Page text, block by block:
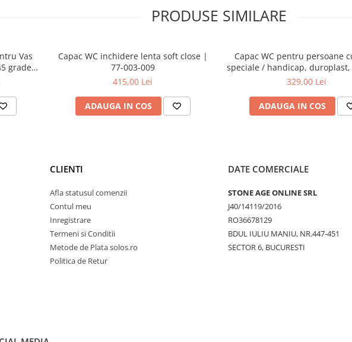
PRODUSE SIMILARE
Vas
grade |
Capac WC inchidere lenta soft close |
77-003-009
415,00 Lei
ADAUGA IN COS
Capac WC pentru persoane
speciale / handicap, duroplast,
cu balamale metalice, fixare
329,00 Lei
ADAUGA IN COS
CLIENTI
Afla statusul comenzii
Contul meu
Inregistrare
Termeni si Conditii
Metode de Plata solos.ro
Politica de Retur
DATE COMERCIALE
STONE AGE ONLINE SRL
J40/14119/2016
RO36678129
BDUL IULIU MANIU, NR.447-451
SECTOR 6, BUCURESTI